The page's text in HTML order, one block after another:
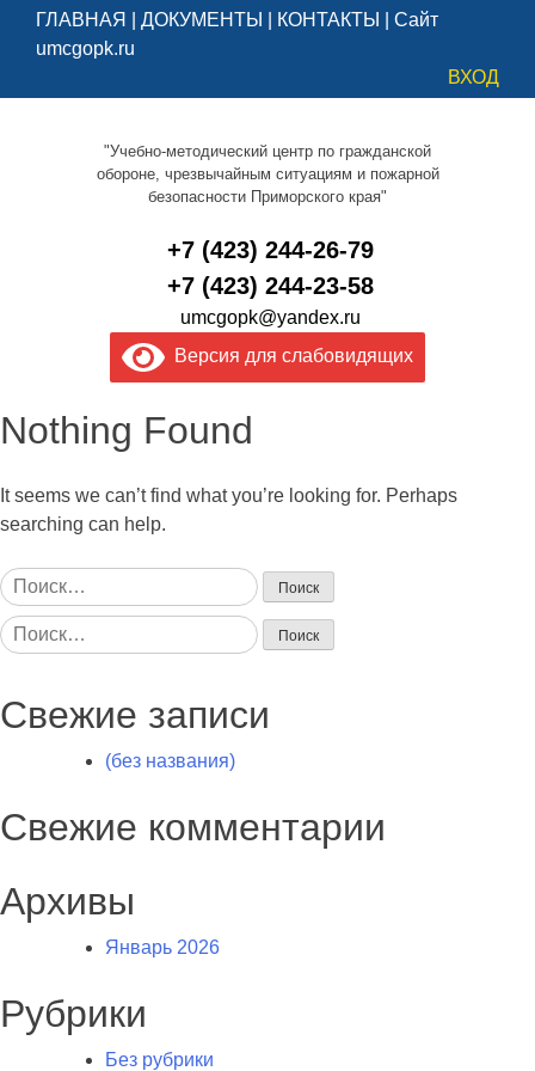
ГЛАВНАЯ ДОКУМЕНТЫ КОНТАКТЫ
Сайт
umcgopk.ru
ВХОД
"Учебно-методический центр по гражданской
обороне, чрезвычайным ситуациям и пожарной
безопасности Приморского края"
+7 (423) 244-26-79
+7 (423) 244-23-58
umcgopk@yandex.ru
Версия для слабовидящих
Nothing Found
It seems we can’t find what you’re looking for. Perhaps
searching can help.
Найти:
Найти:
Свежие записи
(без названия)
Свежие комментарии
Архивы
Январь 2026
Рубрики
Без рубрики